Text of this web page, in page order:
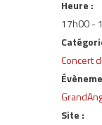
Heure :
17h00 -
Concert
Site :